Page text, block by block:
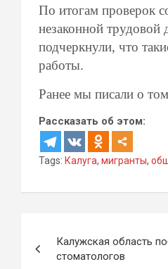
По итогам проверок
незаконной
подчеркнули, что
работы.
Ранее мы писали о
Рассказать об этом:
Tags: Калуга, мигранты,
по
Калужская область
стоматологов